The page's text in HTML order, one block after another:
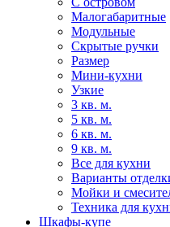
Малогабаритные
Модульные
Скрытые ручки
Размер
Мини-кухни
Узкие
3 кв. м.
5 кв. м.
6 кв. м.
9 кв. м.
Все для кухни
Варианты
Мойки и
Техника для
Шкафы-купе